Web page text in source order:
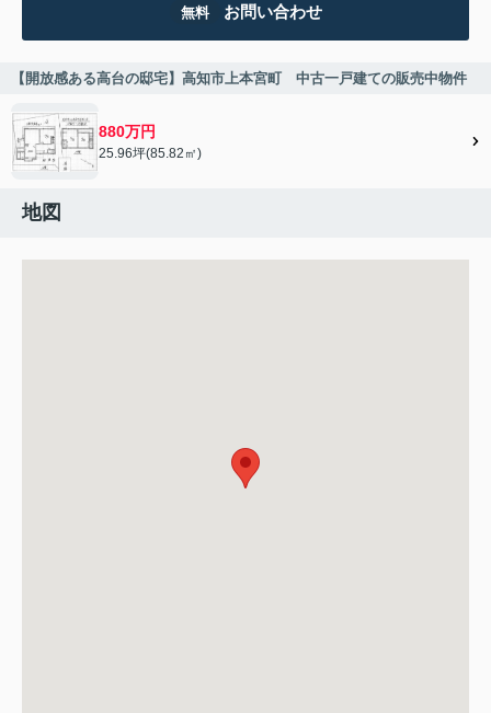
無料 お問い合わせ
【開放感ある高台の邸宅】高知市上本宮町 中古一戸建ての販売中物件
880万円
25.96坪(85.82㎡)
地図